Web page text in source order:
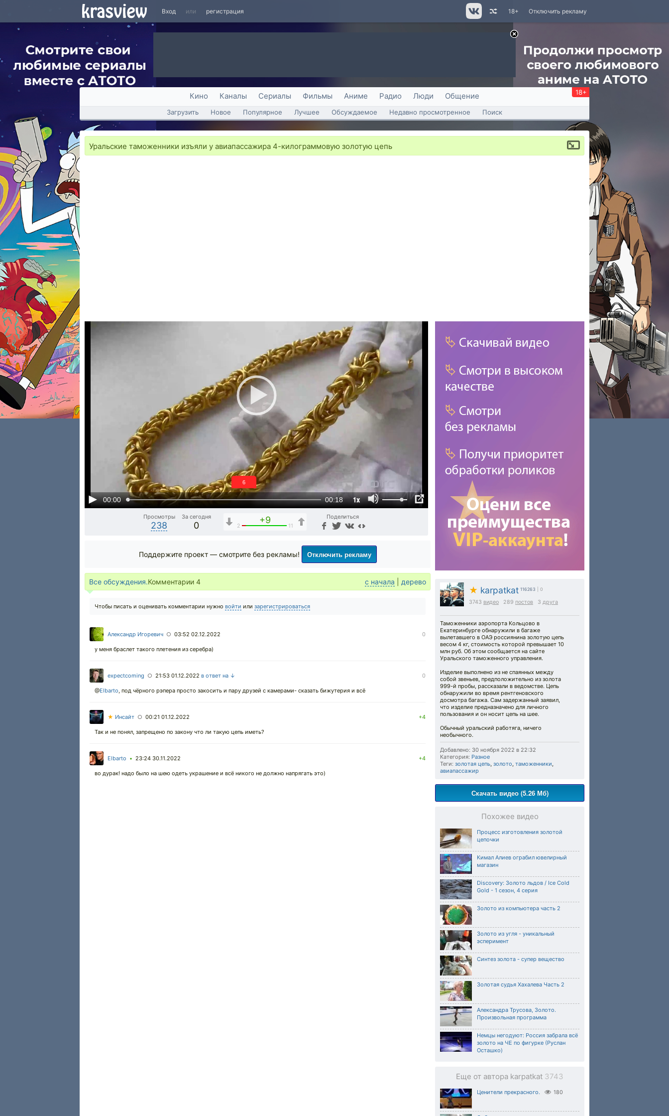
Вход или регистрация Отключить рекламу
18+
Кино Каналы Сериалы Фильмы Аниме Радио Люди Общение 18+
Загрузить Новое Популярное Лучшее Обсуждаемое Недавно просмотренное Поиск
Уральские таможенники изъяли у авиапассажира 4-килограммовую золотую цепь
00:00 00:18 1x
5
Просмотры
238
За сегодня
0
+9
2 11
Поделиться
★ karpatkat 116263 | 0
3743 видео 289 постов 3 друга
Таможенники аэропорта Кольцово в
Екатеринбурге обнаружили в багаже
вылетавшего в ОАЭ россиянина золотую цепь
весом 4 кг, стоимость которой превышает 10
млн руб. Об этом сообщается на сайте
Уральского таможенного управления.
Изделие выполнено из не спаянных между
собой звеньев, предположительно из золота
999-й пробы, рассказали в ведомстве. Цепь
обнаружили во время рентгеновского
досмотра багажа. Сам задержанный заявил,
что изделие предназначено для личного
пользования и он носит цепь на шее.
Обычный уральский работяга, ничего
необычного.
Добавлено: 30 ноября 2022 в 22:32
Категория: Разное
Теги: золотая цепь, золото, таможенники,
авиапассажир
Скачать видео (5.26 Мб)
Похожее видео
Процесс изготовления золотой
цепочки
Кимал Алиев ограбил ювелирный
магазин
Discovery: Золото льдов / Ice Cold
Gold - 1 сезон, 4 серия
Золото из компьютера часть 2
Золото из угля - уникальный
эсперимент
Синтез золота - супер вещество
Золотая судья Хахалева Часть 2
Александра Трусова, Золото.
Произвольная программа
Немцы негодуют: Россия забрала всё
золото на ЧЕ по фигурке (Руслан
Осташко)
Еще от автора karpatkat 3743
Ценители прекрасного. 180
Поддержите проект — смотрите без рекламы! Отключить рекламу
Все обсуждения.Комментарии 4 с начала дерево
Чтобы писать и оценивать комментарии нужно войти или зарегистрироваться
Александр Игоревич ○ 03:52 02.12.2022 0
у меня браслет такого плетения из серебра)
expectcoming ○ 21:53 01.12.2022 в ответ на ↓ 0
@Elbarto, под чёрного рэпера просто закосить и пару друзей с камерами- сказать бижутерия и всё
★ Инсайт ○ 00:21 01.12.2022 +4
Так и не понял, запрещено по закону что ли такую цепь иметь?
Elbarto • 23:24 30.11.2022 +4
во дурак! надо было на шею одеть украшение и всё никого не должно напрягать это)